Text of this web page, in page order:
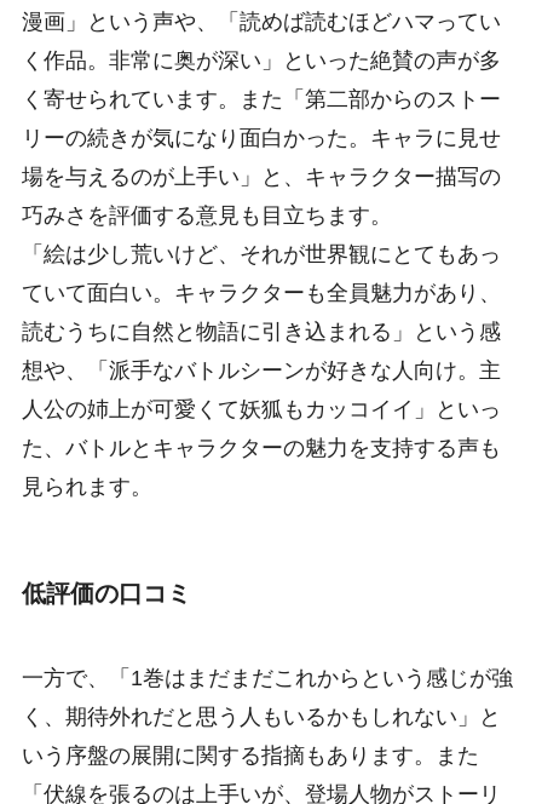
漫画」という声や、「読めば読むほどハマってい
く作品。非常に奥が深い」といった絶賛の声が多
く寄せられています。また「第二部からのストー
リーの続きが気になり面白かった。キャラに見せ
場を与えるのが上手い」と、キャラクター描写の
巧みさを評価する意見も目立ちます。
「絵は少し荒いけど、それが世界観にとてもあっ
ていて面白い。キャラクターも全員魅力があり、
読むうちに自然と物語に引き込まれる」という感
想や、「派手なバトルシーンが好きな人向け。主
人公の姉上が可愛くて妖狐もカッコイイ」といっ
た、バトルとキャラクターの魅力を支持する声も
見られます。
低評価の口コミ
一方で、「1巻はまだまだこれからという感じが強
く、期待外れだと思う人もいるかもしれない」と
いう序盤の展開に関する指摘もあります。また
「伏線を張るのは上手いが、登場人物がストーリ